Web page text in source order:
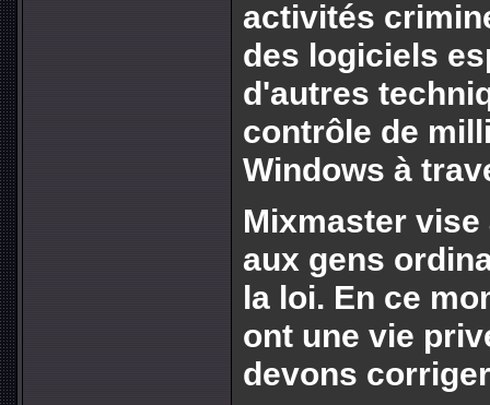
activités
des logiciels
d'autres
contrôle de
Windows à
Mixmaster
aux gens
la loi. En ce
ont une vie
devons